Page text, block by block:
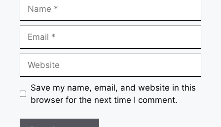
Save my name, email, and website in this
browser for the next time I comment.